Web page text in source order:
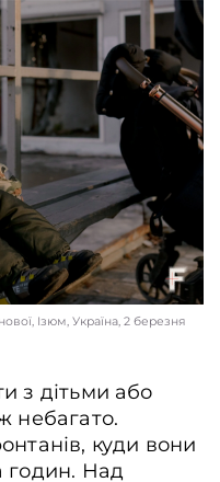
Ізюм, Україна, 2 березня
з дітьми або
небагато.
куди вони
годин. Над